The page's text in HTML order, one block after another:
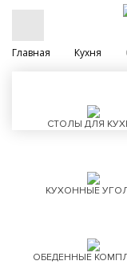
Главная Кухня
СТОЛЫ ДЛЯ
КУХОННЫЕ
ОБЕДЕННЫЕ